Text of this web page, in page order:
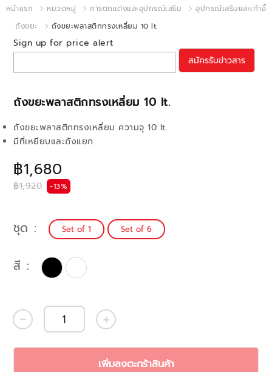
หน้าแรก หมวดหมู่ การตกแต่งและอุปกรณ์เสริม
อุปกรณ์เสริมและเก้าอี้
ถังขยะ
ถังขยะพลาสติกทรงเหลี่ยม 10 lt.
ถังขยะพลาสติกทรงเหลี่ยม 10 lt.
฿1,680
฿1,920 -13%
ถังขยะพลาสติกทรงเหลี่ยม ความจุ 10 lt.
มีที่เหยียบและถังแยก
Sign up for price alert
สมัครรับข่าวสาร
ชุด Set of 1 Set of 6
สี
เพิ่มลงตะกร้าสินค้า